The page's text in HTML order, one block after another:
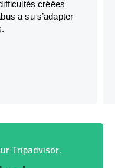
créées
a su s’adapter
Tripadvisor.